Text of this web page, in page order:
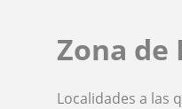
Zona de
Localidades a las